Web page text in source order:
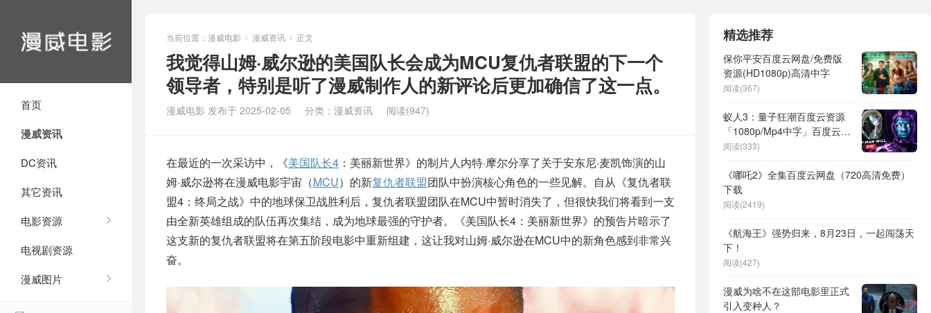
首页
漫威资讯
DC资讯
其它资讯
电影资源
电视剧资源
漫威图片
当前位置： 漫威电影 > 漫威资讯 > 正文
我觉得山姆·威尔逊的美国队长会成为MCU复仇者联盟的下一个
领导者，特别是听了漫威制作人的新评论后更加确信了这一点。
漫威电影 发布于 2025-02-05 分类： 漫威资讯 阅读(947)
在最近的一次采访中，《美国队长4 ：美丽新世界》的制片人内特·摩尔分享了关于安东尼·麦凯饰演的山
姆·威尔逊将在漫威电影宇宙（MCU）的新复仇者联盟团队中扮演核心角色的一些见解。自从《复仇者联
盟4：终局之战》中的地球保卫战胜利后，复仇者联盟团队在MCU中暂时消失了，但很快我们将看到一支
由全新英雄组成的队伍再次集结，成为地球最强的守护者。《美国队长4：美丽新世界》的预告片暗示了
这支新的复仇者联盟将在第五阶段电影中重新组建，这让我对山姆·威尔逊在MCU中的新角色感到非常兴
奋。
精选推荐
保你平安百度云网盘/免费版
资源(HD1080p)高清中字
阅读(367)
蚁人3：量子狂潮百度云资源
「1080p/Mp4中字」百度云网
盘更新/下载
阅读(333)
《哪吒2》全集百度云网盘（720高清免费）
下载
阅读(2419)
《航海王》强势归来，8月23日，一起闯荡天
下！
阅读(427)
漫威为啥不在这部电影里正式
引入变种人？